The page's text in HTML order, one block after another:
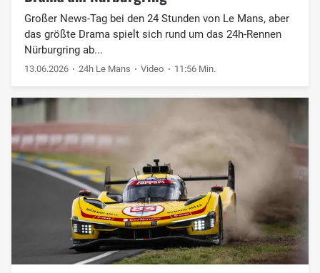
Großer News-Tag bei den 24 Stunden von Le Mans, aber
das größte Drama spielt sich rund um das 24h-Rennen
Nürburgring ab...
13.06.2026 24h Le Mans Video 11:56 Min.